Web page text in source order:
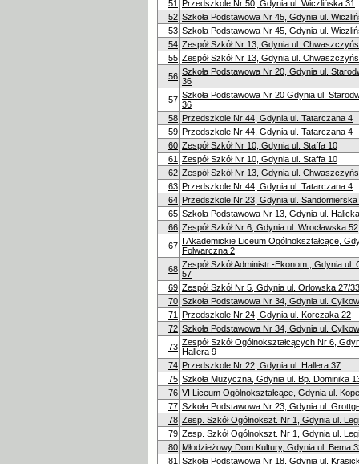
51
Przedszkole Nr 50, Gdynia ul. Wiczlińska 31
52 Szkoła Podstawowa Nr 45, Gdynia ul.
53 Szkoła Podstawowa Nr 45, Gdynia ul.
54 Zespół Szkół Nr 13, Gdynia ul.
55 Zespół Szkół Nr 13, Gdynia ul.
56 Szkoła Podstawowa Nr 20, Gdynia ul.
36
57 Szkoła Podstawowa Nr 20 Gdynia ul.
36
58 Przedszkole Nr 44, Gdynia ul. Tatarczana 4
59 Przedszkole Nr 44, Gdynia ul. Tatarczana 4
60 Zespół Szkół Nr 10, Gdynia ul. Staffa 10
61 Zespół Szkół Nr 10, Gdynia ul. Staffa 10
62 Zespół Szkół Nr 13, Gdynia ul.
63 Przedszkole Nr 44, Gdynia ul. Tatarczana 4
64 Przedszkole Nr 23, Gdynia ul. Sandomierska
65 Szkoła Podstawowa Nr 13, Gdynia ul.
66 Zespół Szkół Nr 6, Gdynia ul. Wrocławska 52
67 I Akademickie Liceum Ogólnokształcące,
Folwarczna 2
68 Zespół Szkół Administr.-Ekonom., Gdynia ul.
57
69 Zespół Szkół Nr 5, Gdynia ul. Orłowska 27/33
70 Szkoła Podstawowa Nr 34, Gdynia ul.
71 Przedszkole Nr 24, Gdynia ul. Korczaka 22
72 Szkoła Podstawowa Nr 34, Gdynia ul.
73 Zespół Szkół Ogólnokształcących Nr 6,
Hallera 9
74 Przedszkole Nr 22, Gdynia ul. Hallera 37
75 Szkoła Muzyczna, Gdynia ul. Bp. Dominika
76 VI Liceum Ogólnokształcące, Gdynia ul.
77 Szkoła Podstawowa Nr 23, Gdynia ul.
78 Zesp. Szkół Ogółnokszt. Nr 1, Gdynia ul.
79 Zesp. Szkół Ogólnokszt. Nr 1, Gdynia ul.
80 Młodzieżowy Dom Kultury, Gdynia ul. Bema
81 Szkoła Podstawowa Nr 18, Gdynia ul.